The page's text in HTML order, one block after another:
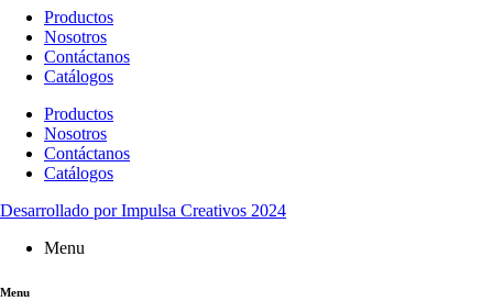
Archivos
julio 2024
marzo 2021
Categorías
Bread
Candy
Coffee & Tea
Dry foods
Productos
Nosotros
Contáctanos
Catálogos
Productos
Nosotros
Contáctanos
Catálogos
Desarrollado por Impulsa Creativos 2024
Menu
Menu